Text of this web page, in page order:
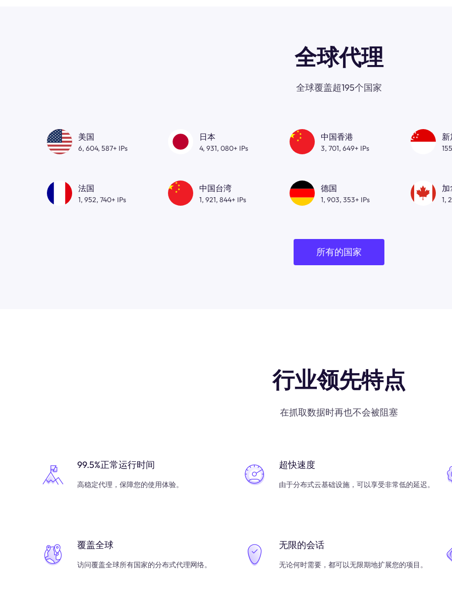
全球代理
全球覆盖超195个国家
美国
6, 604, 587+ IPs
日本
4, 931, 080+ IPs
中国香港
3, 701, 649+ IPs
新
法国
1, 952, 740+ IPs
中国台湾
1, 921, 844+ IPs
德国
1, 903, 353+ IPs
加
1,
所有的国家
行业领先特点
在抓取数据时再也不会被阻塞
99.5%正常运行时间
高稳定代理，保障您的使用体验。
超快速度
由于分布式云基础设施，可以享受非常低的延迟。
覆盖全球
访问覆盖全球所有国家的分布式代理网络。
无限的会话
无论何时需要，都可以无限期地扩展您的项目。